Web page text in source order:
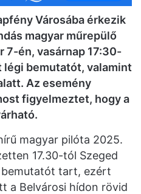
Városába érkezik
magyar műrepülő
7-én, vasárnap 17:30-
bemutatót, valamint
Az esemény
figyelmeztet, hogy a
magyar pilóta 2025.
17.30-tól Szeged
bemutatót tart, ezért
a Belvárosi hídon rövid